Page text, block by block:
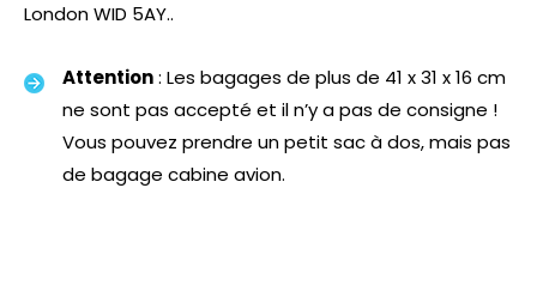
London WID 5AY..
Attention: Les bagages de plus de 41 x 31 x 16 cm
ne sont pas accepté et il n’y a pas de consigne !
Vous pouvez prendre un petit sac à dos, mais pas
de bagage cabine avion.